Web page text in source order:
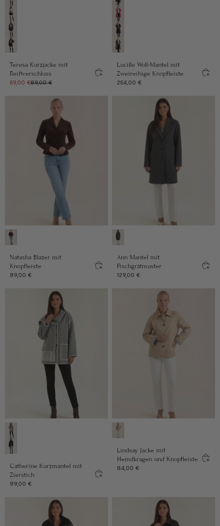
Mokka
Creme
Anthrazit
Bordeaux
Teresa Kurzjacke mit
Reißverschluss
Angebot
59,00 €Regulärer Preis
89,00 €
Khaki
Pink
Anthrazit
Grau
Lucille Woll-Mantel mit
Zweireihige Knopfleiste
Angebot
254,00 €
Farbe
Mokka
Natasha Blazer mit
Knopfleiste
Angebot
89,00 €
Farbe
Grau
Ann Mantel mit
Fischgrätmuster
Angebot
129,00 €
Farbe
Steingrau
Schwarz
Catherine Kurzmantel mit
Zierstich
Angebot
89,00 €
Farbe
Beige
Lindsay Jacke mit
Hemdkragen und Knopfleiste
Angebot
84,00 €